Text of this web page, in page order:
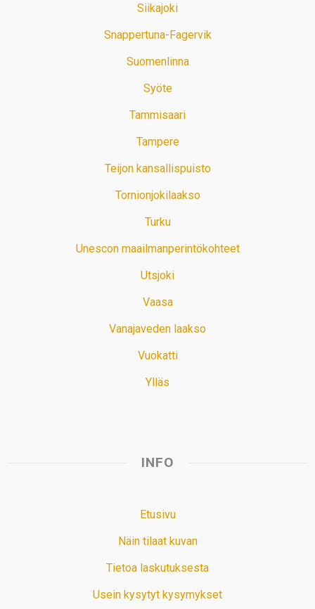
Siikajoki
Snappertuna-Fagervik
Suomenlinna
Syöte
Tammisaari
Tampere
Teijon kansallispuisto
Tornionjokilaakso
Turku
Unescon maailmanperintökohteet
Utsjoki
Vaasa
Vanajaveden laakso
Vuokatti
Ylläs
INFO
Etusivu
Näin tilaat kuvan
Tietoa laskutuksesta
Usein kysytyt kysymykset